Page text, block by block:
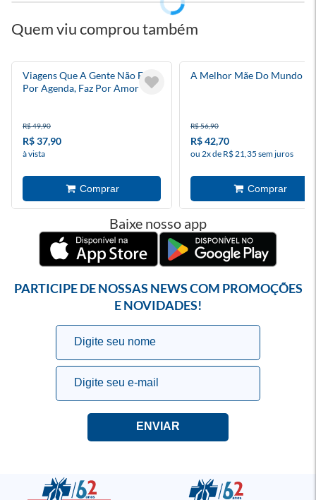
Quem viu comprou também
Viagens Que A Gente Não Faz
Por Agenda, Faz Por Amor
R$ 49,90
R$ 37,90
à vista
A Melhor Mãe Do Mundo
R$ 56,90
R$ 42,70
ou 2x de R$ 21,35 sem juros
Baixe nosso app
PARTICIPE DE NOSSAS NEWS COM PROMOÇÕES
E NOVIDADES!